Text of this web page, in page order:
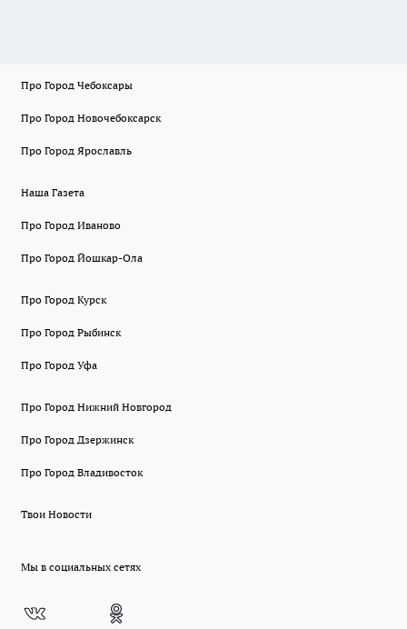
Про Город Чебоксары
Про Город Новочебоксарск
Про Город Ярославль
Наша Газета
Про Город Иваново
Про Город Йошкар-Ола
Про Город Курск
Про Город Рыбинск
Про Город Уфа
Про Город Нижний Новгород
Про Город Дзержинск
Про Город Владивосток
Твои Новости
Мы в социальных сетях